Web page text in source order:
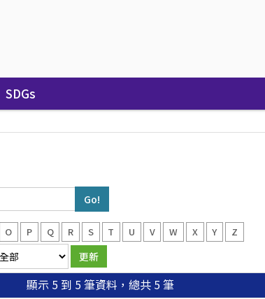
SDGs
O P Q R S T U V W X Y Z
顯示 5 到 5 筆資料，總共 5 筆